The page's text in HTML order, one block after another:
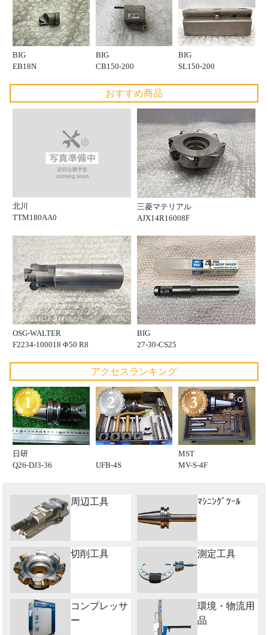
BIG
EB18N
BIG
CB150-200
BIG
SL150-200
おすすめ商品
北川
TTM180AA0
三菱マテリアル
AJX14R16008F
OSG-WALTER
F2234-100018 Φ50 R8
BIG
27-30-CS25
アクセスランキング
日研
Q26-DJ3-36
UFB-4S
MST
MV-S-4F
周辺工具 ﾏｼﾆﾝｸﾞﾂｰﾙ
切削工具 測定工具
コンプレッサ
ー
環境・物流用
品